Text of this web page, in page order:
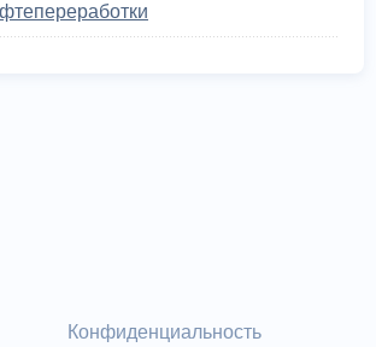
Конфиденциальность